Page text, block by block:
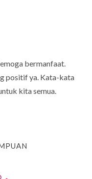
bermanfaat.
positif ya. Kata-kata
kita semua.